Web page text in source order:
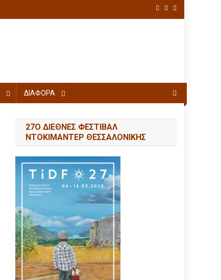
ΔΙΑΦΟΡΑ
27Ο ΔΙΕΘΝΕΣ ΦΕΣΤΙΒΑΛ
ΝΤΟΚΙΜΑΝΤΕΡ ΘΕΣΣΑΛΟΝΙΚΗΣ